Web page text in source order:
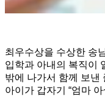
최우수상을 수상한 송
입학과 아내의 복직이
밖에 나가서 함께 보낸
아이가 갑자기 “엄마